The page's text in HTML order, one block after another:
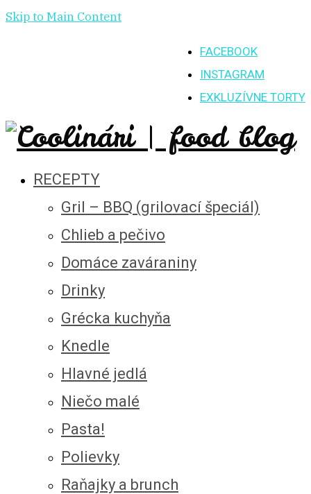
Skip to Main Content
FACEBOOK
INSTAGRAM
EXKLUZÍVNE TORTY
RECEPTY
Gril – BBQ (grilovací špeciál)
Chlieb a pečivo
Domáce zaváraniny
Drinky
Grécka kuchyňa
Knedle
Hlavné jedlá
Niečo malé
Pasta!
Polievky
Raňajky a brunch